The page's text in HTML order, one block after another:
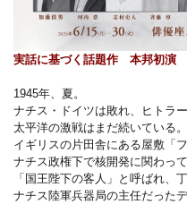
実話に基づく話題作 本邦初演
1945年、夏。
ナチス・ドイツは敗れ、ヒトラー
太平洋の激戦はまだ続いている。
イギリスの片田舎にある屋敷「
ナチス政権下で核開発に関わっ
「国王陛下の客人」と呼ばれ、
ナチス陸軍兵器局の主任だったデ